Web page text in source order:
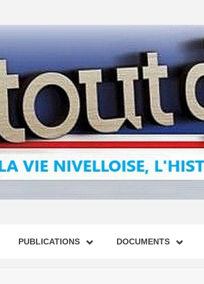
PUBLICATIONS DOCUMENTS